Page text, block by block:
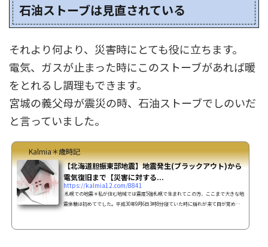
石油ストーブは見直されている
それより何より、災害時にとても役に立ちます。
電気、ガスが止まった時にこのストーブがあれば暖
をとれるし調理もできます。
宮城の義父母が震災の時、石油ストーブでしのいだ
と言っていました。
Kalmia＊歳時記
【北海道胆振東部地震】地震発生(ブラックアウト)から
電気復旧まで【災害に対する...
https://kalmia12.com/8841
.札幌での地震＊私が住む地域では震度5強札幌で生まれてこの方、ここまで大きな地
震体験は初めてでした。平成30年9月6日3時8分寝ていた時に揺れが来て目が覚め、